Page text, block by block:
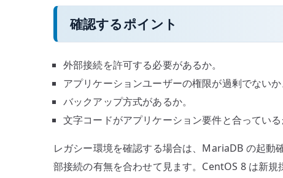
確認するポイント
外部接続を許可する必要があるか。
アプリケーションユーザーの権限が過剰でないか
バックアップ方式があるか。
文字コードがアプリケーション要件と合っている
レガシー環境を確認する場合は、MariaDB の起動
部接続の有無を合わせて見ます。CentOS 8 は新